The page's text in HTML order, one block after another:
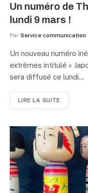
Un numéro de
lundi 9 mars !
Par Service communication
Un nouveau numéro
extrêmes intitulé «
sera diffusé ce lundi…
LIRE LA SUITE